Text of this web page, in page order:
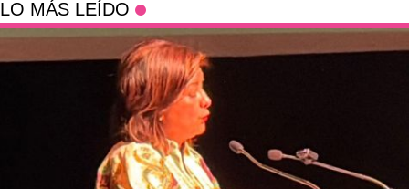
LO MÁS LEÍDO